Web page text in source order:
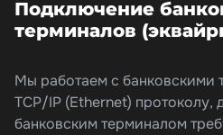
Подключение
терминалов
Мы работаем с банковскими
TCP/IP (Ethernet) протоколу,
банковским терминалом